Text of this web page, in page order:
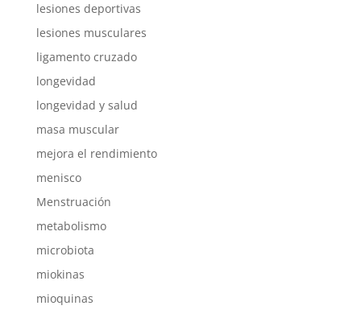
lesiones deportivas
lesiones musculares
ligamento cruzado
longevidad
longevidad y salud
masa muscular
mejora el rendimiento
menisco
Menstruación
metabolismo
microbiota
miokinas
mioquinas